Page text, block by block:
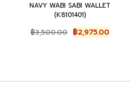
NAVY WABI SABI WALLET
(K8101401)
฿3,500.00 Original
price
฿2,975.00Current
price